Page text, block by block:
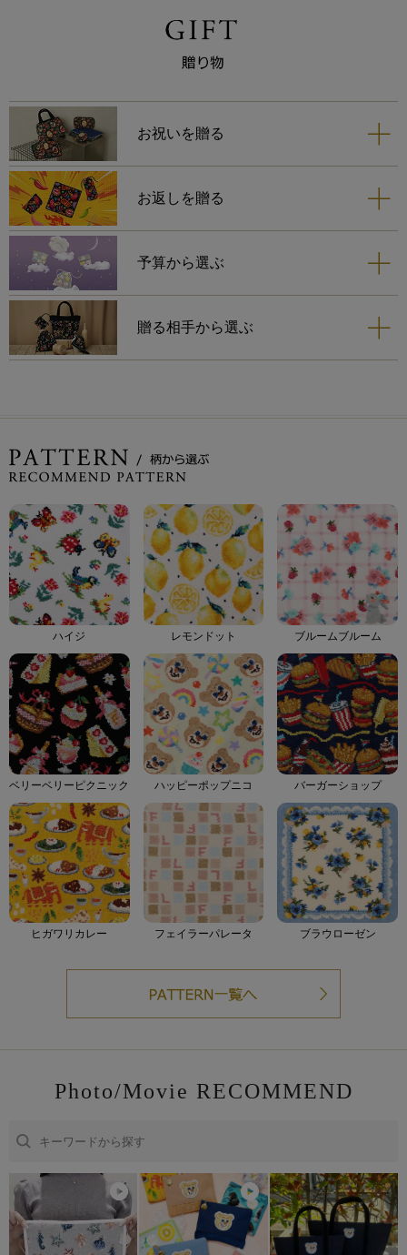
お祝いを贈る
お返しを贈る
予算から選ぶ
贈る相手から選ぶ
ハイジ レモンドット ブルームブルーム
ベリーベリーピクニック ハッピーポップニコ バーガーショップ
ヒガワリカレー フェイラーパレータ ブラウローゼン
Photo/Movie RECOMMEND